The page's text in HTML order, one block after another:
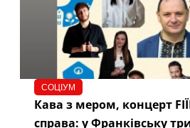
СОЦІУМ
Кава з мером, концерт
справа: у Франківську